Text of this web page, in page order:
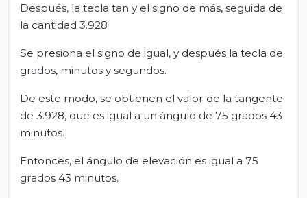
Después, la tecla tan y el signo de más, seguida de
la cantidad 3.928
Se presiona el signo de igual, y después la tecla de
grados, minutos y segundos.
De este modo, se obtienen el valor de la tangente
de 3.928, que es igual a un ángulo de 75 grados 43
minutos.
Entonces, el ángulo de elevación es igual a 75
grados 43 minutos.